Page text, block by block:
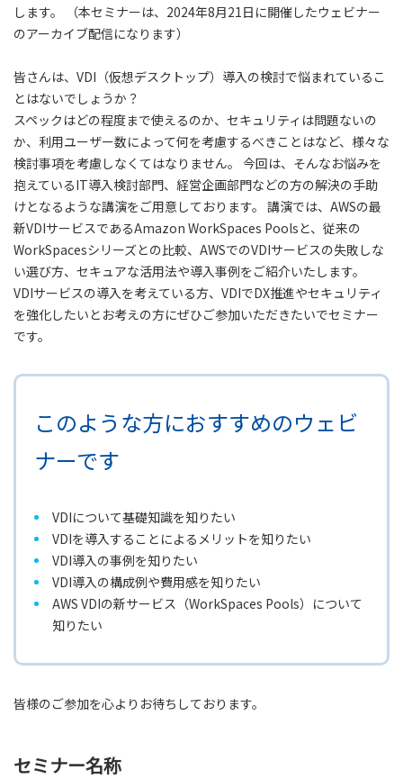
します。 （本セミナーは、2024年8月21日に開催したウェビナー
のアーカイブ配信になります）
皆さんは、VDI（仮想デスクトップ）導入の検討で悩まれているこ
とはないでしょうか？
スペックはどの程度まで使えるのか、セキュリティは問題ないの
か、利用ユーザー数によって何を考慮するべきことはなど、様々な
検討事項を考慮しなくてはなりません。 今回は、そんなお悩みを
抱えているIT導入検討部門、経営企画部門などの方の解決の手助
けとなるような講演をご用意しております。 講演では、AWSの最
新VDIサービスであるAmazon WorkSpaces Poolsと、従来の
WorkSpacesシリーズとの比較、AWSでのVDIサービスの失敗しな
い選び方、セキュアな活用法や導入事例をご紹介いたします。
VDIサービスの導入を考えている方、VDIでDX推進やセキュリティ
を強化したいとお考えの方にぜひご参加いただきたいでセミナー
です。
このような方におすすめのウェビ
ナーです
VDIについて基礎知識を知りたい
VDIを導入することによるメリットを知りたい
VDI導入の事例を知りたい
VDI導入の構成例や費用感を知りたい
AWS VDIの新サービス（WorkSpaces Pools）について
知りたい
皆様のご参加を心よりお待ちしております。
セミナー名称